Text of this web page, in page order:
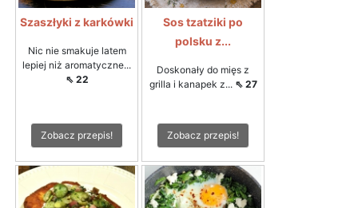
Szaszłyki z karkówki
Nic nie smakuje latem
lepiej niż aromatyczne...
⇖ 22
Zobacz przepis!
Sos tzatziki po
polsku z...
Doskonały do mięs z
grilla i kanapek z... ⇖ 27
Zobacz przepis!